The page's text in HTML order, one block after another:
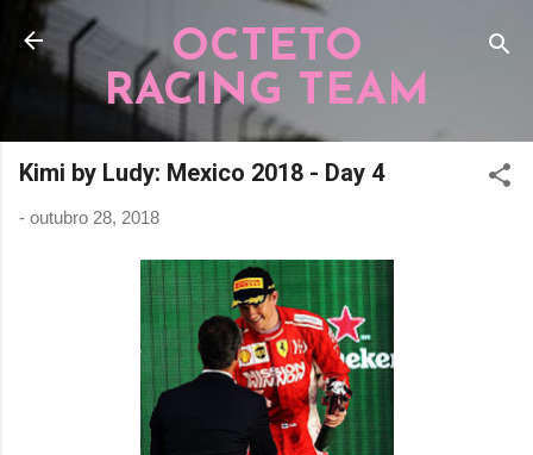
Pular para o conteúdo principal
OCTETO
RACING TEAM
Kimi by Ludy: Mexico 2018 - Day 4
- outubro 28, 2018